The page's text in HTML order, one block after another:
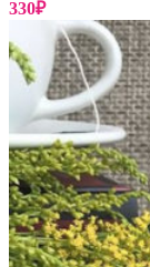
330₽